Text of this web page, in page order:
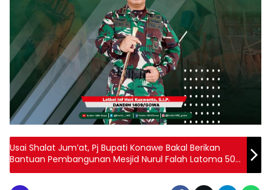
Usai Shalat Jum’at, Pj Bupati Konawe Bakal Berikan
Bantuan Pembangunan Mesjid Nurul Falah Latoma 50
Juta